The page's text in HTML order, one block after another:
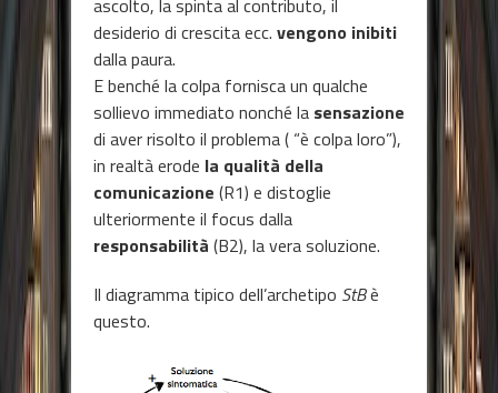
ascolto, la spinta al contributo, il
desiderio di crescita ecc. vengono inibiti
dalla paura.
E benché la colpa fornisca un qualche
sollievo immediato nonché la sensazione
di aver risolto il problema ( “è colpa loro”),
in realtà erode la qualità della
comunicazione (R1) e distoglie
ulteriormente il focus dalla
responsabilità (B2), la vera soluzione.
Il diagramma tipico dell’archetipo StBè
questo.